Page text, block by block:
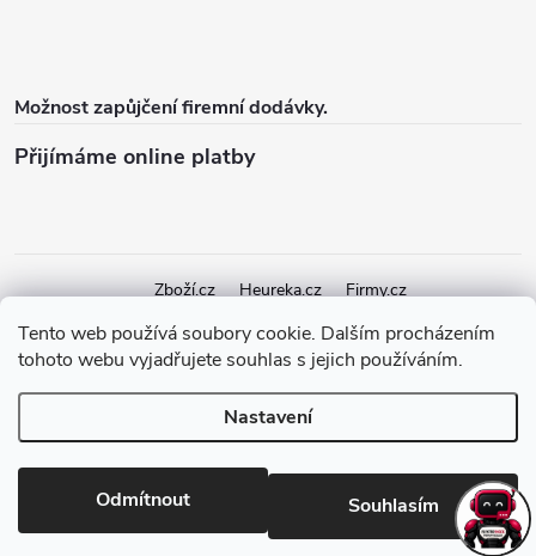
Tento web používá soubory cookie. Dalším procházením
tohoto webu vyjadřujete souhlas s jejich používáním.
Nastavení
Odmítnout Souhlasím
Možnost zapůjčení firemní dodávky.
Přijímáme online platby
Zboží.cz Heureka.cz Firmy.cz
nastavení cookies